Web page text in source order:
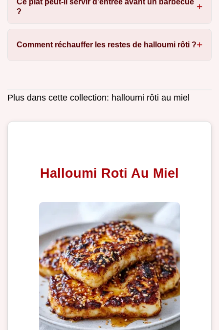
?
Comment réchauffer les restes de halloumi rôti ?
Plus dans cette collection: halloumi rôti au miel
Halloumi Roti Au Miel